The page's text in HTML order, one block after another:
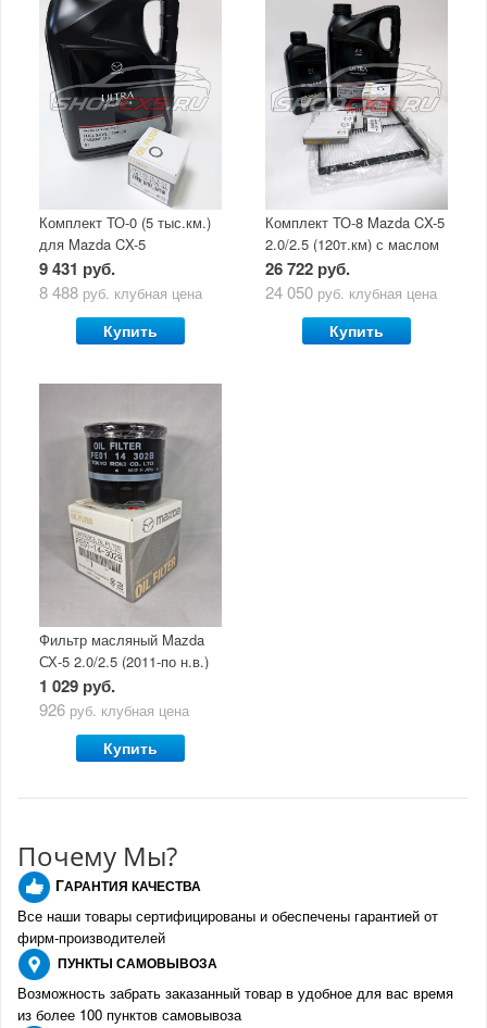
Комплект ТО-0 (5 тыс.км.)
для Mazda CX-5
(двигатель 2.0/2.5) с
маслом Mazda Original Oil
9 431 руб.
8 488 руб. клубная цена
Купить
Комплект ТО-8 Mazda CX-5
2.0/2.5 (120т.км) с маслом
Mazda Original Oil Ultra
5W30
26 722 руб.
24 050 руб. клубная цена
Купить
Фильтр масляный Mazda
СХ-5 2.0/2.5 (2011-по н.в.)
1 029 руб.
926 руб. клубная цена
Купить
Почему Мы?
ГАРАНТИЯ КАЧЕСТВА
Все наши товары сертифицированы и обеспечены гарантией от
фирм-производителей
ПУНКТЫ САМОВЫВОЗА
Возможность забрать заказанный товар в удобное для вас время
из более 100 пунктов самовывоза